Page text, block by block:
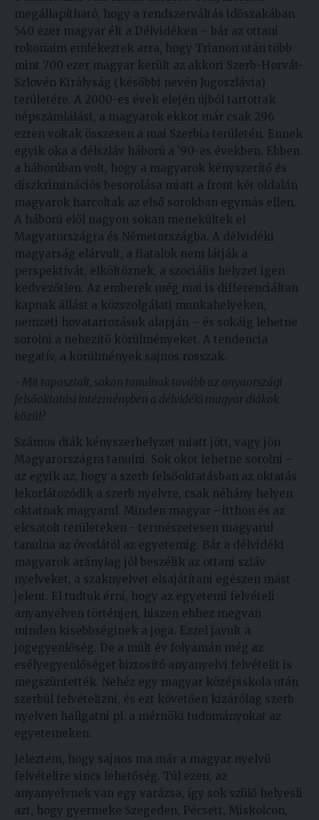
megállapítható, hogy a rendszerváltás időszakában
540 ezer magyar élt a Délvidéken – bár az ottani
rokonaim emlékeztek arra, hogy Trianon után több
mint 700 ezer magyar került az akkori Szerb-Horvát-
Szlovén Királyság (későbbi nevén Jugoszlávia)
területére. A 2000-es évek elején újból tartottak
népszámlálást, a magyarok ekkor már csak 296
ezren voltak összesen a mai Szerbia területén. Ennek
egyik oka a délszláv háború a ’90-es években. Ebben
a háborúban volt, hogy a magyarok kényszerítő és
diszkriminációs besorolása miatt a front két oldalán
magyarok harcoltak az első sorokban egymás ellen.
A háború elől nagyon sokan menekültek el
Magyarországra és Németországba. A délvidéki
magyarság elárvult, a fiatalok nem látják a
perspektívát, elköltöznek, a szociális helyzet igen
kedvezőtlen. Az emberek még mai is differenciáltan
kapnak állást a közszolgálati munkahelyeken,
nemzeti hovatartozásuk alapján – és sokáig lehetne
sorolni a nehezítő körülményeket. A tendencia
negatív, a körülmények sajnos rosszak.
- Mit tapasztalt, sokan tanulnak tovább az anyaországi
felsőoktatási intézményben a délvidéki magyar diákok
közül?
Számos diák kényszerhelyzet miatt jött, vagy jön
Magyarországra tanulni. Sok okot lehetne sorolni –
az egyik az, hogy a szerb felsőoktatásban az oktatás
lekorlátozódik a szerb nyelvre, csak néhány helyen
oktatnak magyarul. Minden magyar - itthon és az
elcsatolt területeken - természetesen magyarul
tanulna az óvodától az egyetemig. Bár a délvidéki
magyarok aránylag jól beszélik az ottani szláv
nyelveket, a szaknyelvet elsajátítani egészen mást
jelent. El tudtuk érni, hogy az egyetemi felvételi
anyanyelven történjen, hiszen ehhez megvan
minden kisebbséginek a joga. Ezzel javult a
jogegyenlőség. De a múlt év folyamán még az
esélyegyenlőséget biztosító anyanyelvi felvételit is
megszüntették. Nehéz egy magyar középiskola után
szerbül felvételizni, és ezt követően kizárólag szerb
nyelven hallgatni pl. a mérnöki tudományokat az
egyetemeken.
Jeleztem, hogy sajnos ma már a magyar nyelvű
felvételire sincs lehetőség. Túl ezen, az
anyanyelvnek van egy varázsa, így sok szülő helyesli
azt, hogy gyermeke Szegeden, Pécsett, Miskolcon,